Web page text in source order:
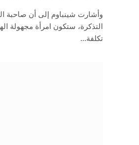
وأشارت شينباوم إلى أن
التذكرة، ستكون امرأة مجهولة
تكلفة…